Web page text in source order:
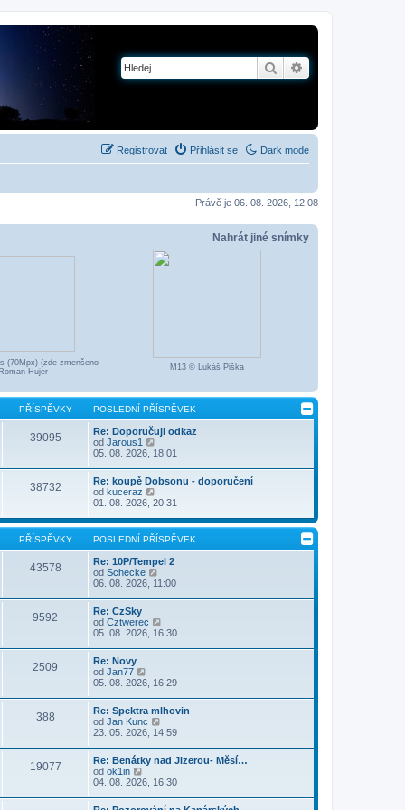
Hledat
Dark mode
Přihlásit se
Registrovat
Právě je 06. 08. 2026, 12:08
Nahrát jiné snímky
(70Mpx) (zde zmenšeno
Hujer
M13 © Lukáš Piška
PŘÍSPĚVKY POSLEDNÍ PŘÍSPĚVEK
39095
Re: Doporučuji odkaz
od Jarous1
o
r
a
i
t
p
o
s
l
e
d
í
ř
í
s
v
k
05. 08. 2026, 18:01
38732
Re: koupě Dobsonu - doporučení
od kuceraz
o
r
a
z
t
p
o
s
e
d
í
í
s
p
ě
v
k
01. 08. 2026, 20:31
PŘÍSPĚVKY POSLEDNÍ PŘÍSPĚVEK
43578
Re: 10P/Tempel 2
od Schecke
o
r
z
i
t
s
e
d
n
í
í
s
p
ě
06. 08. 2026, 11:00
9592
Re: CzSky
od Cztwerec
o
r
i
t
p
s
e
d
í
ř
05. 08. 2026, 16:30
2509
Re: Novy
od Jan77
o
r
a
z
i
t
p
o
s
l
e
05. 08. 2026, 16:29
388
Re: Spektra mlhovin
od Jan Kunc
o
r
a
i
t
p
23. 05. 2026, 14:59
19077
Re: Benátky nad Jizerou- Měsí…
od ok1in
o
r
04. 08. 2026, 16:30